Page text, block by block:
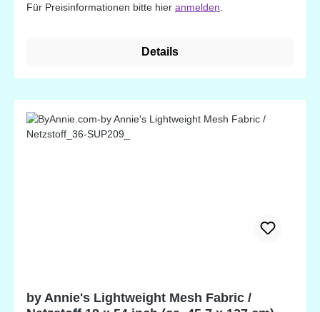
oder einfach als Deko. Waschbar bis 30°C.
Für Preisinformationen bitte hier anmelden
Details
by Annie's Lightweight Mesh Fabric /